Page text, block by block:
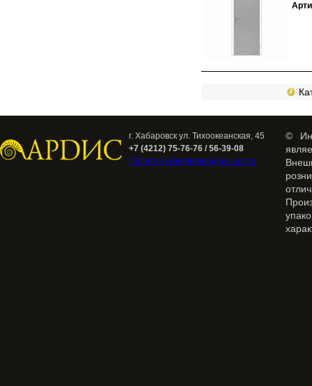
г. Хабаровск ул. Тихоокеанская, 45
+7 (4212) 75-76-76 / 56-39-08
Политика конфиденциальности
©